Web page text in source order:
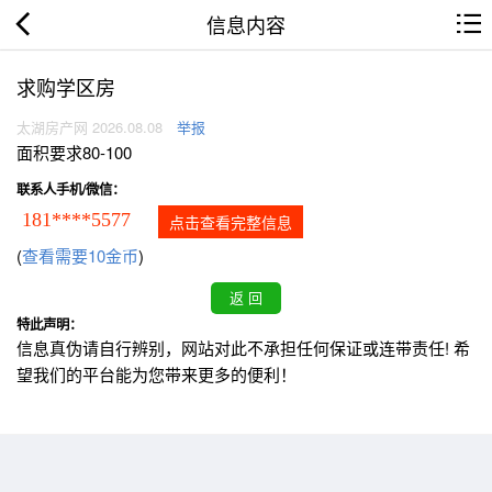
信息内容
求购学区房
太湖房产网 2026.08.08 举报
面积要求80-100
联系人手机/微信：
181****5577 点击查看完整信息
(查看需要10金币)
特此声明：
信息真伪请自行辨别，网站对此不承担任何保证或连带责任! 希
望我们的平台能为您带来更多的便利！